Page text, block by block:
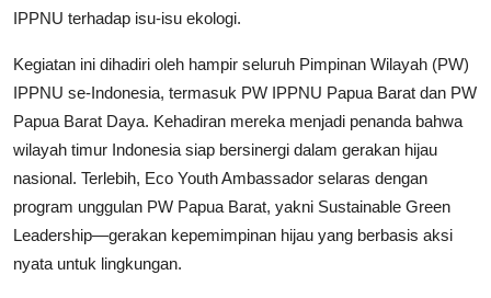
IPPNU terhadap isu-isu ekologi.
Kegiatan ini dihadiri oleh hampir seluruh Pimpinan Wilayah (PW)
IPPNU se-Indonesia, termasuk PW IPPNU Papua Barat dan PW
Papua Barat Daya. Kehadiran mereka menjadi penanda bahwa
wilayah timur Indonesia siap bersinergi dalam gerakan hijau
nasional. Terlebih, Eco Youth Ambassador selaras dengan
program unggulan PW Papua Barat, yakni Sustainable Green
Leadership—gerakan kepemimpinan hijau yang berbasis aksi
nyata untuk lingkungan.